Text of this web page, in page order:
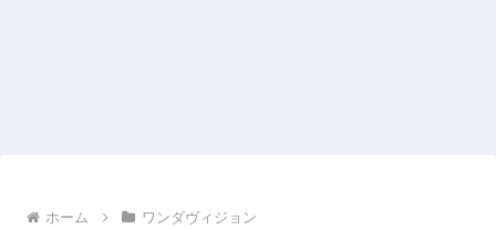
ホーム ワンダヴィジョン